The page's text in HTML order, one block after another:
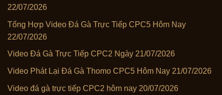
22/07/2026
Tổng Hợp Video Đá Gà Trực Tiếp CPC5 Hôm Nay
22/07/2026
Video Đá Gà Trực Tiếp CPC2 Ngày 21/07/2026
Video Phát Lại Đá Gà Thomo CPC5 Hôm Nay 21/07/2026
Video đá gà trực tiếp CPC2 hôm nay 20/07/2026